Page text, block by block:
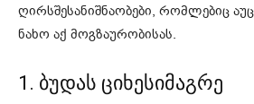
ღირსშესანიშნაობები, რომლებიც
ნახო აქ მოგზაურობისას.
1. ბუდას ციხესიმაგრე